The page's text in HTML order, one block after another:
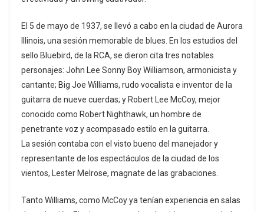
El 5 de mayo de 1937, se llevó a cabo en la ciudad de Aurora
Illinois, una sesión memorable de blues. En los estudios del
sello Bluebird, de la RCA, se dieron cita tres notables
personajes: John Lee Sonny Boy Williamson, armonicista y
cantante; Big Joe Williams, rudo vocalista e inventor de la
guitarra de nueve cuerdas; y Robert Lee McCoy, mejor
conocido como Robert Nighthawk, un hombre de
penetrante voz y acompasado estilo en la guitarra.
La sesión contaba con el visto bueno del manejador y
representante de los espectáculos de la ciudad de los
vientos, Lester Melrose, magnate de las grabaciones.
Tanto Williams, como McCoy ya tenían experiencia en salas